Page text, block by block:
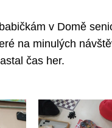
v Domě
na minulých
čas her.